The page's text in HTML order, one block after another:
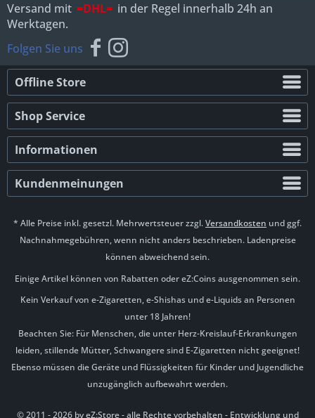
Versand mit =DHL= in der Regel innerhalb 24h an
Werktagen.
Folgen Sie uns
Offline Store
Shop Service
Informationen
Kundenmeinungen
* Alle Preise inkl. gesetzl. Mehrwertsteuer zzgl.Versandkosten und ggf.
Nachnahmegebühren, wenn nicht anders beschrieben. Ladenpreise
können abweichend sein.
Einige Artikel können von Rabatten oder eZ:Coins ausgenommen sein.
Kein Verkauf von e-Zigaretten, e-Shishas und e-Liquids an Personen
unter 18 Jahren!
Beachten Sie: Für Menschen, die unter Herz-Kreislauf-Erkrankungen
leiden, stillende Mütter, Schwangere sind E-Zigaretten nicht geeignet!
Ebenso müssen die Geräte und Flüssigkeiten für Kinder und Jugendliche
unzugänglich aufbewahrt werden.
© 2011 - 2026 by eZ:Store - alle Rechte vorbehalten - Entwicklung und